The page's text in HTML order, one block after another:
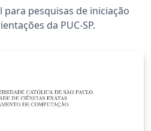
pesquisas de iniciação
da PUC-SP.